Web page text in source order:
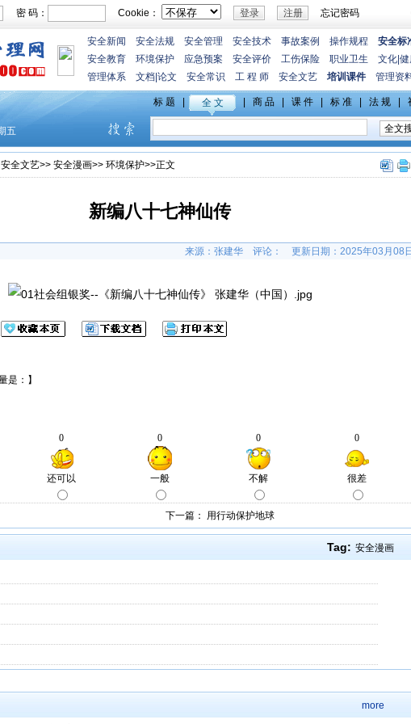
密 码： Cookie： 忘记密码
安全新闻 安全法规 安全管理 安全技术 事故案例 操作规程
安全标
安全教育
环境保护 应急预案 安全评价 工伤保险 职业卫生 文化
管理体系
文档 论文 安全常识 工 程 师 安全文艺 培训课件 管理资
安全文艺>> 安全漫画>> 环境保护>>正文
新编八十七神仙传
来源：张建华 评论： 更新日期： 2025年03月08
下一篇： 用行动保护地球
Tag: 安全漫画
more